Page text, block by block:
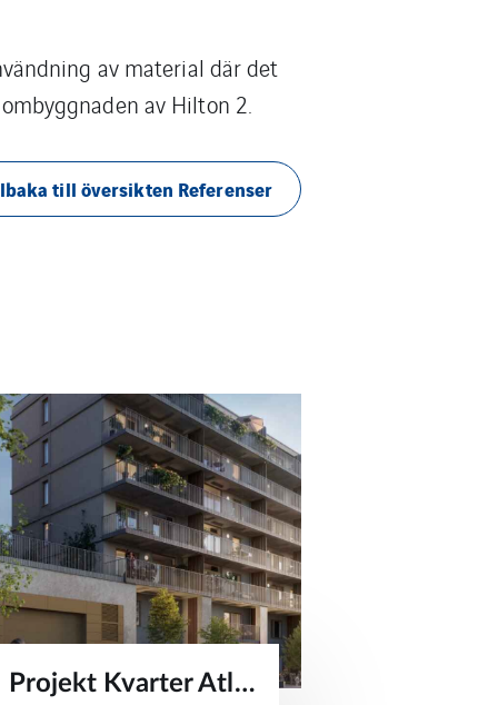
av material där det
av Hilton 2.
till översikten Referenser
Projekt Kvarter Atlas – sprinklerlösningar för bostäder & lokaler